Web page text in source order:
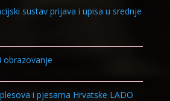
sustav prijava i upisa u srednje
obrazovanje
i pjesama Hrvatske LADO